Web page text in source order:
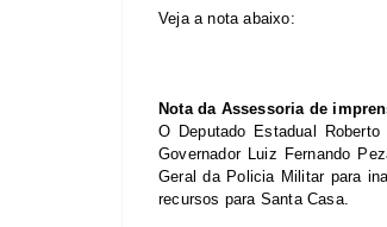
Veja a nota abaixo:
Nota da Assessoria de
O Deputado Estadual
Governador Luiz Fernando
Geral da Policia Militar para
recursos para Santa Casa.